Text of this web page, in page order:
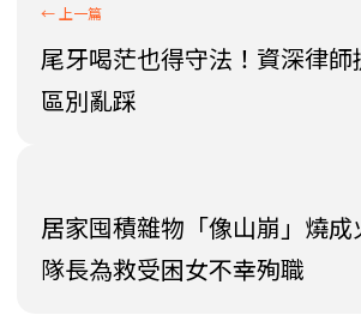
尾牙喝茫也得守法！資深律
區別亂踩
居家囤積雜物「像山崩」燒
隊長為救受困女不幸殉職